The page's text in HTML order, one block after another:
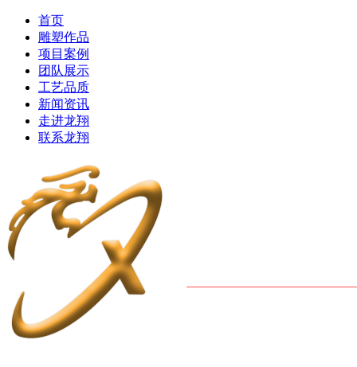
首页
雕塑作品
项目案例
团队展示
工艺品质
新闻资讯
走进龙翔
联系龙翔